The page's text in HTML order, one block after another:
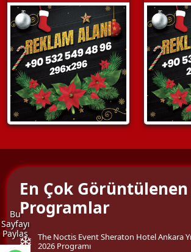
Bu
Sayfayı
Paylaş
En Çok Görüntülenen
Programlar
The Noctis Event Sheraton Hotel Ankara
2026 Programı